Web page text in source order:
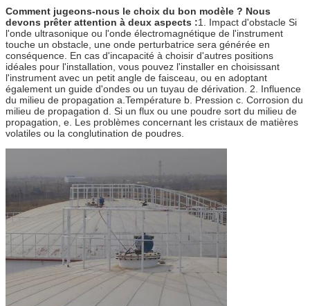
Comment jugeons-nous le choix du bon modèle ? Nous
devons prêter attention à deux aspects :1. Impact d'obstacle Si
l'onde ultrasonique ou l'onde électromagnétique de l'instrument
touche un obstacle, une onde perturbatrice sera générée en
conséquence. En cas d'incapacité à choisir d'autres positions
idéales pour l'installation, vous pouvez l'installer en choisissant
l'instrument avec un petit angle de faisceau, ou en adoptant
également un guide d'ondes ou un tuyau de dérivation. 2. Influence
du milieu de propagation a.Température b. Pression c. Corrosion du
milieu de propagation d. Si un flux ou une poudre sort du milieu de
propagation, e. Les problèmes concernant les cristaux de matières
volatiles ou la conglutination de poudres.